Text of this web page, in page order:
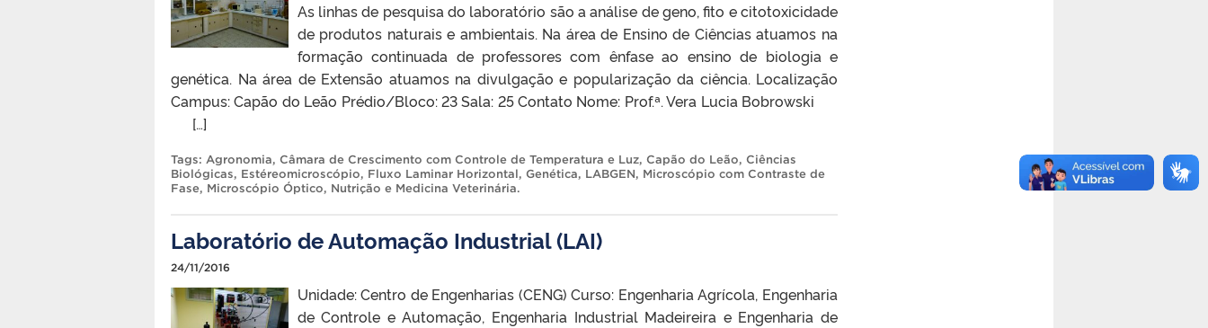
As linhas de pesquisa do laboratório são a análise de geno, fito e citotoxicidade
de produtos naturais e ambientais. Na área de Ensino de Ciências atuamos na
formação continuada de professores com ênfase ao ensino de biologia e
genética. Na área de Extensão atuamos na divulgação e popularização da ciência. Localização
Campus: Capão do Leão Prédio/Bloco: 23 Sala: 25 Contato Nome: Prof.ª. Vera Lucia Bobrowski
[…]
Tags: Agronomia, Câmara de Crescimento com Controle de Temperatura e Luz, Capão do Leão, Ciências
Biológicas, Estéreomicroscópio, Fluxo Laminar Horizontal, Genética, LABGEN, Microscópio com Contraste de
Fase, Microscópio Óptico, Nutrição e Medicina Veterinária.
Laboratório de Automação Industrial (LAI)
24/11/2016
Unidade: Centro de Engenharias (CENG) Curso: Engenharia Agrícola, Engenharia
de Controle e Automação, Engenharia Industrial Madeireira e Engenharia de